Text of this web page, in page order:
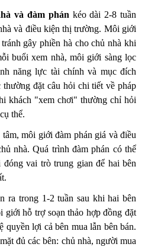
và đàm phán kéo dài 2-8 tuần
và điều kiện thị trường. Môi giới
gây phiền hà cho chủ nhà khi
buổi xem nhà, môi giới sàng lọc
năng lực tài chính và mục đích
đặt câu hỏi chi tiết về pháp
khách "xem chơi" thường chỉ hỏi
thể.
môi giới đàm phán giá và điều
nhà. Quá trình đàm phán có thể
vai trò trung gian để hai bên
ra trong 1-2 tuần sau khi hai bên
giới hỗ trợ soạn thảo hợp đồng đặt
quyền lợi cả bên mua lẫn bên bán.
đủ các bên: chủ nhà, người mua